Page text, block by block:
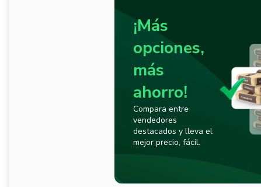
¡Más
opciones,
más
ahorro!
Compara entre
vendedores
destacados y lleva el
mejor precio, fácil.